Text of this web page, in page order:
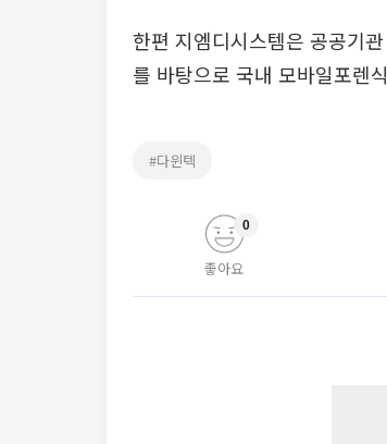
한편 지엠디시스템은 공공기
를 바탕으로 국내 모바일포렌
#다윈텍
좋아요
0